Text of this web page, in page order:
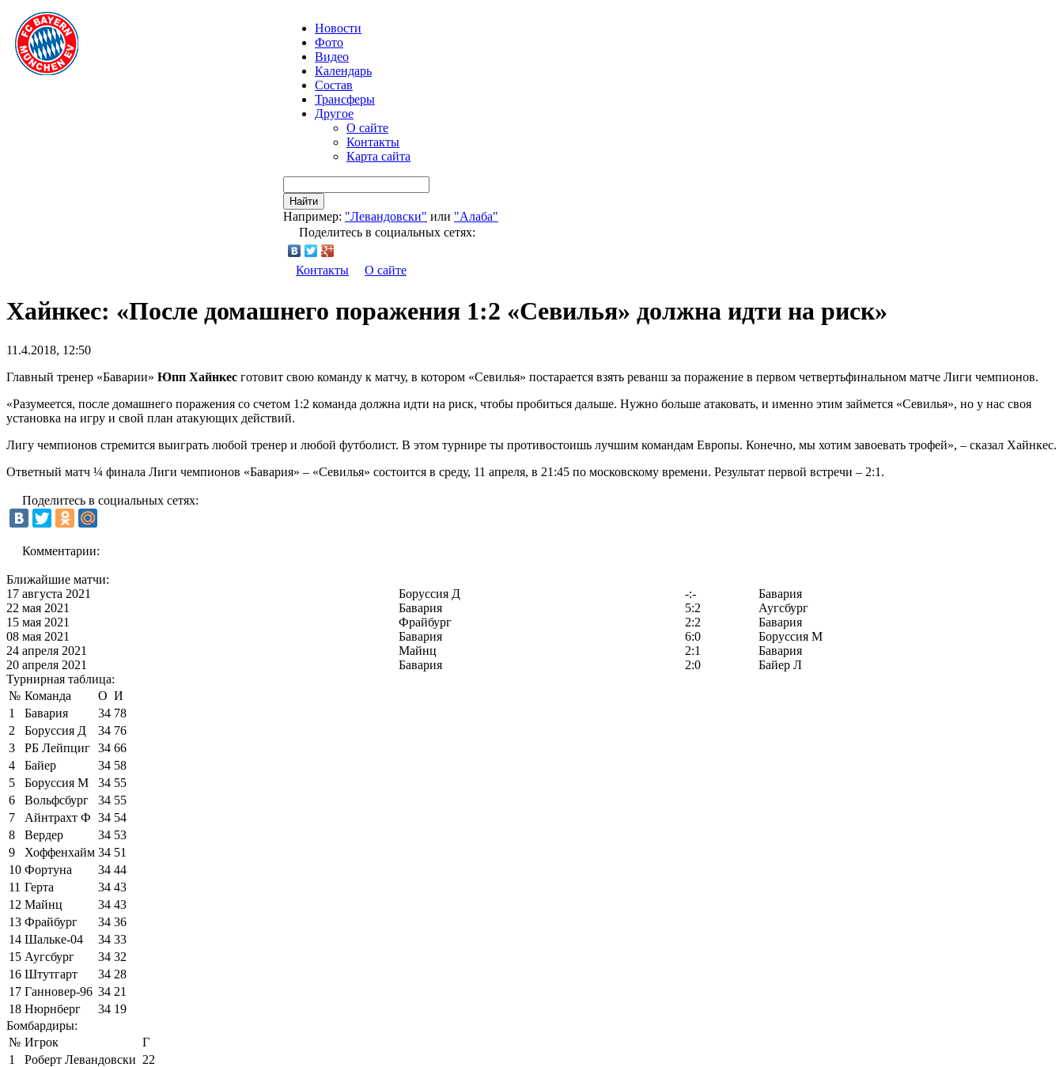
Новости
Фото
Видео
Календарь
Состав
Трансферы
Другое
О сайте
Контакты
Карта сайта
Найти
Например: "Левандовски" или "Алаба"
Поделитесь в социальных сетях:
Контакты О сайте
Хайнкес: «После домашнего поражения 1:2 «Севилья» должна идти на риск»
11.4.2018, 12:50
Главный тренер «Баварии» Юпп Хайнкес готовит свою команду к матчу, в котором «Севилья» постарается взять реванш за поражение в первом четвертьфинальном матче Лиги чемпионов.
«Разумеется, после домашнего поражения со счетом 1:2 команда должна идти на риск, чтобы пробиться дальше. Нужно больше атаковать, и именно этим займется «Севилья», но у нас своя
установка на игру и свой план атакующих действий.
Лигу чемпионов стремится выиграть любой тренер и любой футболист. В этом турнире ты противостоишь лучшим командам Европы. Конечно, мы хотим завоевать трофей», – сказал Хайнкес.
Ответный матч ¼ финала Лиги чемпионов «Бавария» – «Севилья» состоится в среду, 11 апреля, в 21:45 по московскому времени. Результат первой встречи – 2:1.
Поделитесь в социальных сетях:
Комментарии:
Ближайшие матчи:
17 августа 2021
Боруссия Д -:-
Бавария
22 мая 2021
Бавария 5:2
Аугсбург
15 мая 2021
Фрайбург 2:2
Бавария
08 мая 2021
Бавария 6:0
Боруссия М
24 апреля 2021
Майнц 2:1
Бавария
20 апреля 2021
Бавария 2:0
Байер Л
Турнирная таблица:
№ Команда О И
1
Бавария 34 78
2
Боруссия Д 34 76
3
РБ Лейпциг 34 66
4
Байер 34 58
5
Боруссия М 34 55
6
Вольфсбург 34 55
7
Айнтрахт Ф 34 54
8
Вердер 34 53
9
Хоффенхайм 34 51
10 Фортуна 34 44
11 Герта 34 43
12 Майнц 34 43
13 Фрайбург 34 36
14 Шальке-04 34 33
15 Аугсбург 34 32
16 Штутгарт 34 28
17 Ганновер-96 34 21
18 Нюрнберг 34 19
Бомбардиры:
№ Игрок
Г
1
Роберт Левандовски 22